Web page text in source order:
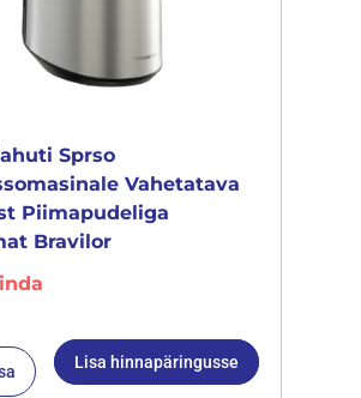
Sprso
Vahetatava
Piimapudeliga
Bravilor
Lisa hinnapäringusse